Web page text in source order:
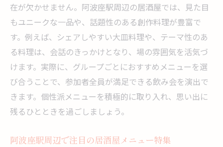
在が欠かせません。阿波座駅周辺の居酒屋では、見た目
もユニークな一品や、話題性のある創作料理が豊富で
す。例えば、シェアしやすい大皿料理や、テーマ性のあ
る料理は、会話のきっかけとなり、場の雰囲気を活気づ
けます。実際に、グループごとにおすすめメニューを選
び合うことで、参加者全員が満足できる飲み会を演出で
きます。個性派メニューを積極的に取り入れ、思い出に
残るひとときを過ごしましょう。
阿波座駅周辺で注目の居酒屋メニュー特集